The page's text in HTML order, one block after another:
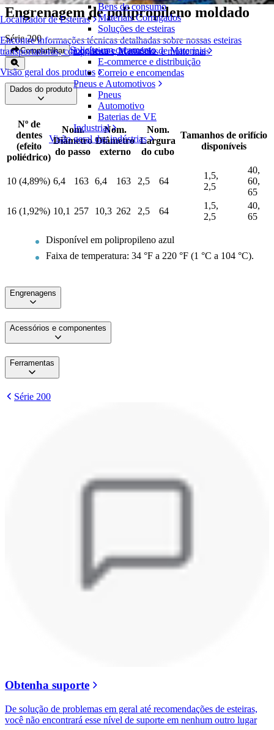
Localizador de Esteiras
Encontre informações técnicas detalhadas sobre nossas esteiras
transportadoras, componentes, acessórios e muito mais
Visão geral dos produtos
Bens de consumo
Materiais Corrugados
Soluções de esteiras
Logística e Manuseio de Materiais
E-commerce e distribuição
Correio e encomendas
Pneus e Automotivos
Pneus
Automotivo
Baterias de VE
Industrial
Visão geral das indústrias
Engrenagem de polipropileno moldado
Série 200
Compartilhar Solicite um orçamento
Dados do produto
Nº de
dentes
(efeito
poliédrico)
Nom.
Diâmetro
do passo
Nom.
Diâmetro
externo
Nom.
Largura
do cubo
Tamanhos de orifício
disponíveis
10 (4,89%) 6,4 163 6,4 163 2,5 64
1,5,
2,5
40,
60,
65
16 (1,92%) 10,1 257 10,3 262 2,5 64
1,5,
2,5
40,
65
Disponível em polipropileno azul
Faixa de temperatura: 34 °F a 220 °F (1 °C a 104 °C).
Engrenagens
Acessórios e componentes
Ferramentas
Série 200
Obtenha suporte
De solução de problemas em geral até recomendações de esteiras,
você não encontrará esse nível de suporte em nenhum outro lugar